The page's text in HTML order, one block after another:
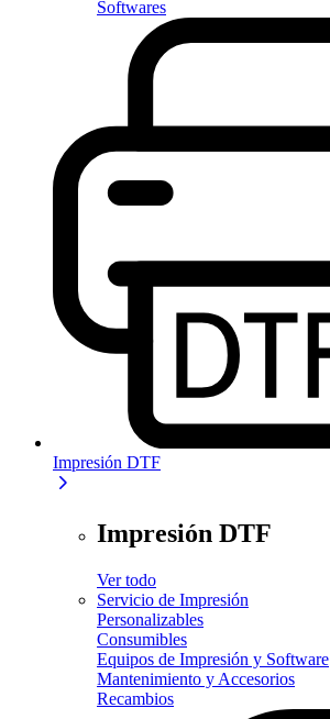
Softwares
Impresión DTF
Impresión DTF
Ver todo
Servicio de Impresión
Personalizables
Consumibles
Equipos de Impresión y Software
Mantenimiento y Accesorios
Recambios